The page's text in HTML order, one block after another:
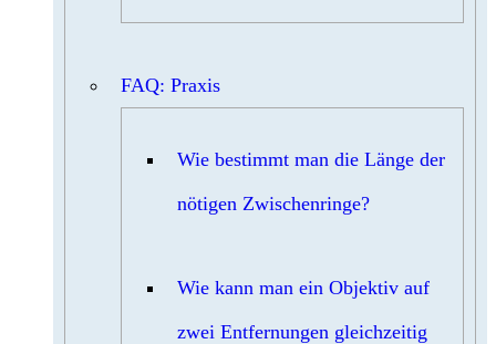
FAQ: Praxis
Wie bestimmt man die Länge der
nötigen Zwischenringe?
Wie kann man ein Objektiv auf
zwei Entfernungen gleichzeitig